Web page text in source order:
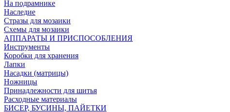
На подрамнике
Наследие
Стразы для мозаики
Схемы для мозаики
АППАРАТЫ И ПРИСПОСОБЛЕНИЯ
Инструменты
Коробки для хранения
Лапки
Насадки (матрицы)
Ножницы
Принадлежности для шитья
Расходные материалы
БИСЕР, БУСИНЫ, ПАЙЕТКИ